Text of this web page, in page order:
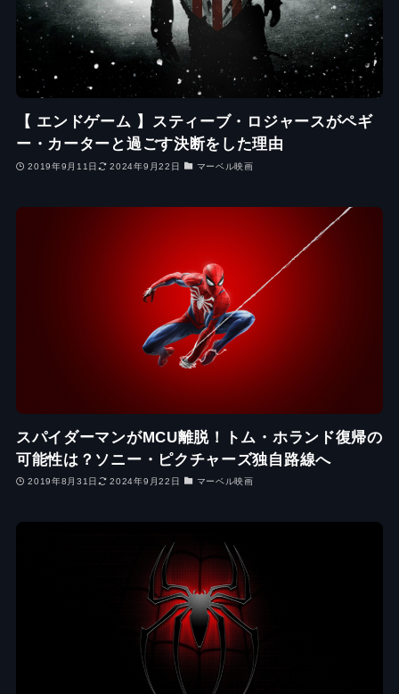
【 エンドゲーム 】スティーブ・ロジャースがペギ
ー・カーターと過ごす決断をした理由
2019年9月11日 2024年9月22日 マーベル映画
スパイダーマンがMCU離脱！トム・ホランド復帰の
可能性は？ソニー・ピクチャーズ独自路線へ
2019年8月31日 2024年9月22日 マーベル映画